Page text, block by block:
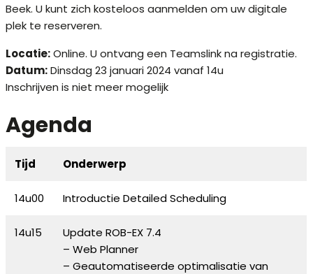
Beek. U kunt zich kosteloos aanmelden om uw digitale
plek te reserveren.
Locatie:Online. U ontvang een Teamslink na registratie.
Datum:Dinsdag 23 januari 2024 vanaf 14u
Inschrijven is niet meer mogelijk
Agenda
Tijd Onderwerp
14u00 Introductie Detailed Scheduling
14u15
Update ROB-EX 7.4
– Web Planner
– Geautomatiseerde optimalisatie van